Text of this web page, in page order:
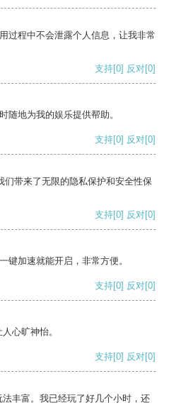
过程中不会泄露个人信息，让我非常
支持[0] 反对[0]
随地为我的娱乐提供帮助。
支持[0] 反对[0]
带来了无限的隐私保护和安全性保
支持[0] 反对[0]
键加速就能开启，非常方便。
支持[0] 反对[0]
心旷神怡。
支持[0] 反对[0]
丰富。我已经玩了好几个小时，还